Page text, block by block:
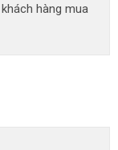
hàng mua